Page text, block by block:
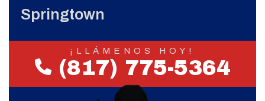
Springtown
¡LLÁMENOS HOY!
(817) 775-5364